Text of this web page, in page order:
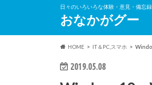
日々のいろいろな体験・意見・備忘
おなかがグー
HOME IT＆PC,スマホ
2019.05.08